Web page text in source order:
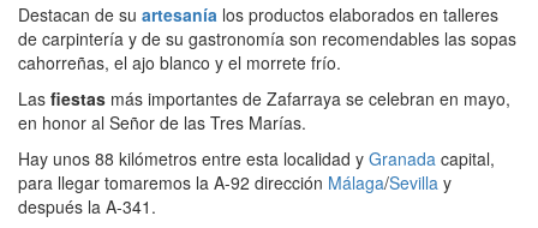
Destacan de su artesanía los productos elaborados en talleres
de carpintería y de su gastronomía son recomendables las sopas
cahorreñas, el ajo blanco y el morrete frío.
Las fiestas más importantes de Zafarraya se celebran en mayo,
en honor al Señor de las Tres Marías.
Hay unos 88 kilómetros entre esta localidad y Granada capital,
para llegar tomaremos la A-92 dirección Málaga/Sevilla y
después la A-341.